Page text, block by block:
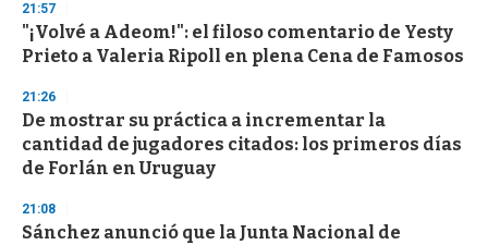
d
s
o
f
3
s
c
o
d
s
21:57
"¡Volvé a Adeom!": el filoso comentario de Yesty
Prieto a Valeria Ripoll en plena Cena de Famosos
21:26
De mostrar su práctica a incrementar la
cantidad de jugadores citados: los primeros días
de Forlán en Uruguay
21:08
Sánchez anunció que la Junta Nacional de